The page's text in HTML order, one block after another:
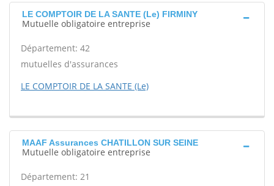
LE COMPTOIR DE LA SANTE (Le) FIRMINY
Mutuelle obligatoire entreprise
Département: 42
mutuelles d'assurances
LE COMPTOIR DE LA SANTE (Le)
MAAF Assurances CHATILLON SUR SEINE
Mutuelle obligatoire entreprise
Département: 21